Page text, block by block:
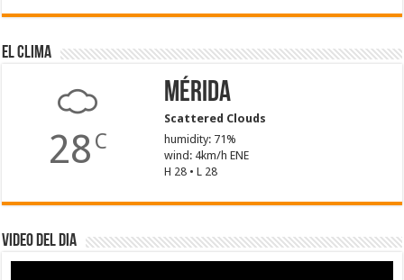
El Clima
28 C
Mérida
Scattered Clouds
humidity: 71%
wind: 4km/h ENE
H 28 • L 28
Video del dia